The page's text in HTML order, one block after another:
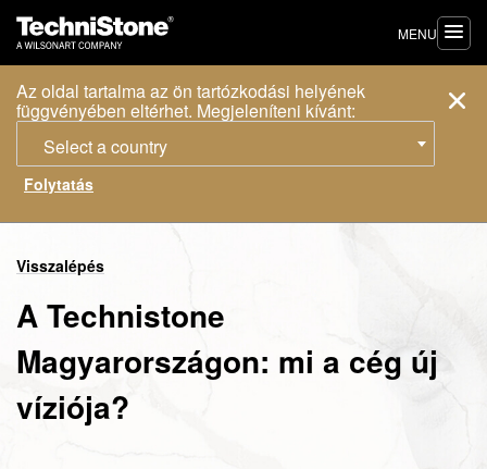
Az oldal tartalma az ön tartózkodási helyének
függvényében eltérhet. Megjeleníteni kívánt:
Select a country
MENU
Visszalépés
A Technistone
Magyarországon: mi a cég új
víziója?